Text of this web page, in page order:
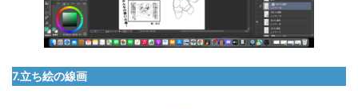
7.立ち絵の線画